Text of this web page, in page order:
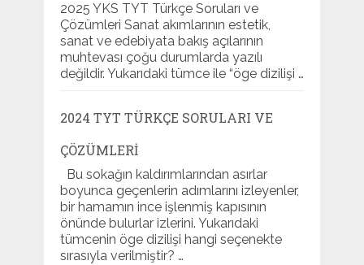
2025 YKS TYT Türkçe Soruları ve
Çözümleri Sanat akımlarının estetik,
sanat ve edebiyata bakış açılarının
muhtevası çoğu durumlarda yazılı
değildir. Yukarıdaki tümce ile “öge dizilişi …
2024 TYT TÜRKÇE SORULARI VE
ÇÖZÜMLERI
Bu sokağın kaldırımlarından asırlar
boyunca geçenlerin adımlarını izleyenler,
bir hamamın ince işlenmiş kapısının
önünde bulurlar izlerini. Yukarıdaki
tümcenin öge dizilişi hangi seçenekte
sırasıyla verilmiştir? …